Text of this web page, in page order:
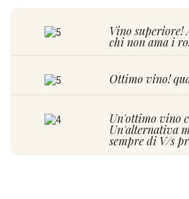
Vino superiore!
chi non ama i
Ottimo vino!
Un'ottimo vino
Un'alternativa
sempre di V/s